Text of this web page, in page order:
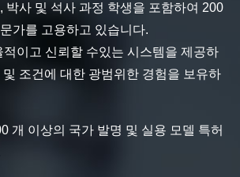
박사 및 석사 과정 학생을 포함하여 200
가를 고용하고 있습니다.
적이고 신뢰할 수있는 시스템을 제공하
조건에 대한 광범위한 경험을 보유하
개 이상의 국가 발명 및 실용 모델 특허